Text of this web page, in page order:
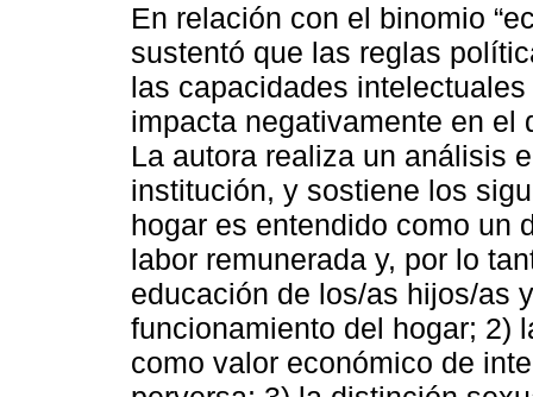
En relación con el binomio
sustentó que las reglas
las capacidades
impacta negativamente en el
La autora realiza un análisis
institución, y sostiene los
hogar es entendido como un
labor remunerada y, por lo
educación de los/as hijos/as
funcionamiento del hogar; 2)
como valor económico de